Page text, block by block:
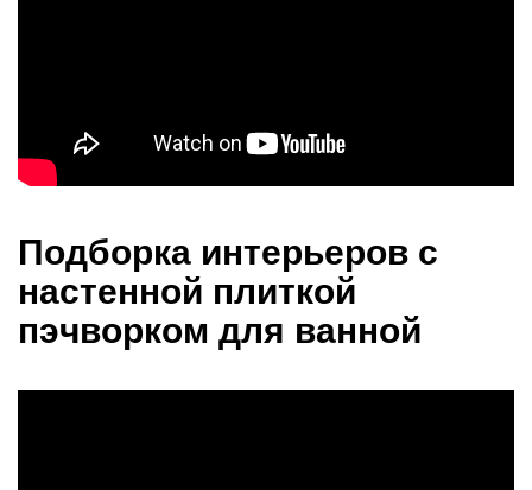
Подборка интерьеров с
настенной плиткой
пэчворком для ванной